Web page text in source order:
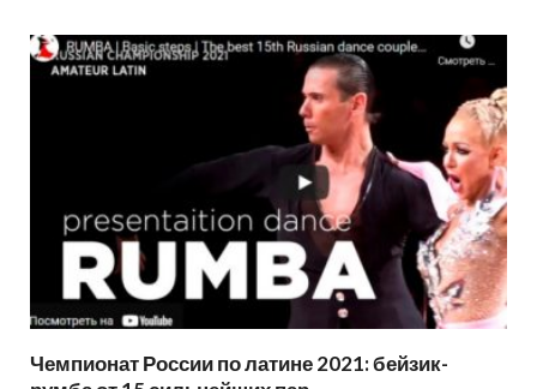
Чемпионат России по латине 2021: бейзик-